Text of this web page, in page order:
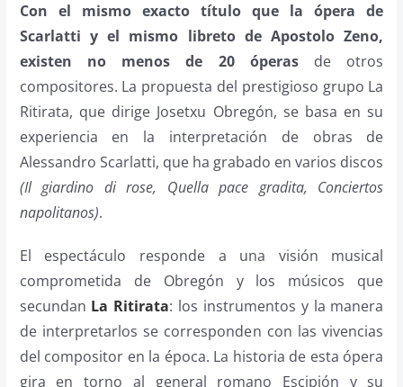
Con el mismo exacto título que la ópera de
Scarlatti y el mismo libreto de Apostolo Zeno,
existen no menos de 20 óperasde otros
compositores. La propuesta del prestigioso grupo La
Ritirata, que dirige Josetxu Obregón, se basa en su
experiencia en la interpretación de obras de
Alessandro Scarlatti, que ha grabado en varios discos
(Il giardino di rose, Quella pace gradita, Conciertos
napolitanos).
El espectáculo responde a una visión musical
comprometida de Obregón y los músicos que
secundan La Ritirata: los instrumentos y la manera
de interpretarlos se corresponden con las vivencias
del compositor en la época. La historia de esta ópera
gira en torno al general romano Escipión y su